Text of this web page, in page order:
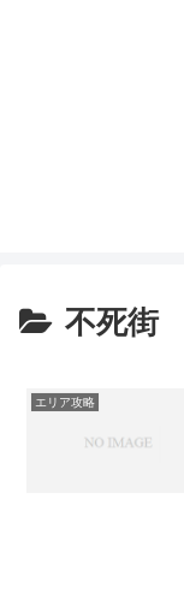
不死街
エリア攻略